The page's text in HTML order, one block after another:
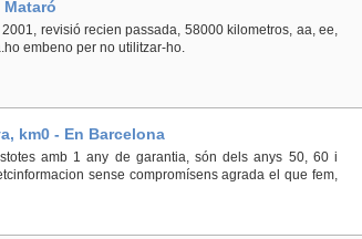
revisió recien passada, 58000 kilometros, aa, ee,
embeno per no utilitzar-ho.
km0 - En Barcelona
amb 1 any de garantia, són dels anys 50, 60 i
sense compromísens agrada el que fem,